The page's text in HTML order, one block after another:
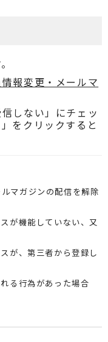
報変更・メールマ
しない」にチェッ
をクリックすると
マガジンの配信を解除
が機能していない、又
が、第三者から登録し
る行為があった場合